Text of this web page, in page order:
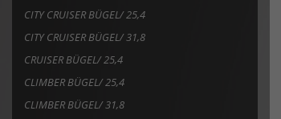
CITY CRUISER BÜGEL/ 25,4
CITY CRUISER BÜGEL/ 31,8
CRUISER BÜGEL/ 25,4
CLIMBER BÜGEL/ 25,4
CLIMBER BÜGEL/ 31,8